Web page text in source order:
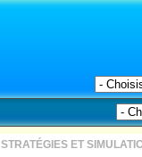
STRATÉGIES ET